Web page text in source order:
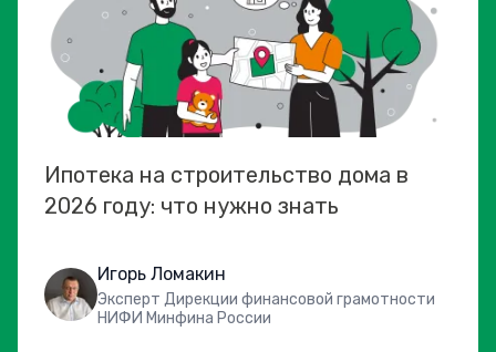
Ипотека на строительство дома в
2026 году: что нужно знать
Игорь Ломакин
Эксперт Дирекции финансовой грамотности
НИФИ Минфина России